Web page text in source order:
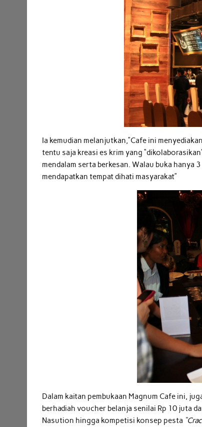
Ia kemudian melanjutkan,”Cafe ini
tentu saja kreasi es krim yang
mendalam serta berkesan. Walau buka hanya
mendapatkan tempat dihati masyarakat”
Dalam kaitan pembukaan Magnum Cafe ini,
berhadiah voucher belanja senilai Rp 10 juta
Nasution hingga kompetisi konsep pesta